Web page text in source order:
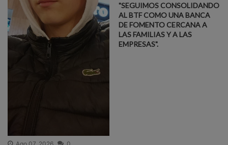
"SEGUIMOS CONSOLIDANDO
AL BTF COMO UNA BANCA
DE FOMENTO CERCANA A
LAS FAMILIAS Y A LAS
EMPRESAS".